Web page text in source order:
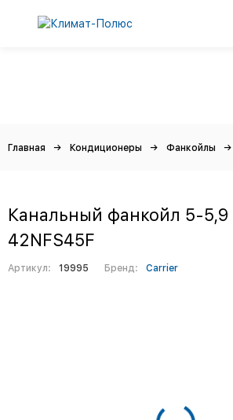
Главная Кондиционеры Фанкойлы
Канальный фанкойл 5-5,9
42NFS45F
Артикул: 19995 Бренд: Carrier